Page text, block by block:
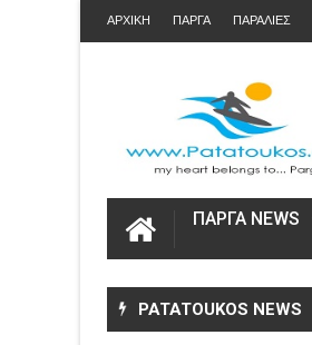
ΑΡΧΙΚΗ ΠΑΡΓΑ ΠΑΡΑΛΙΕΣ
ΠΑΡΓΑ NEWS
PATATOUKOS NEWS
Η Καινοτομία στα ταξίδια μόνο
στο Skarpos Tours Parga